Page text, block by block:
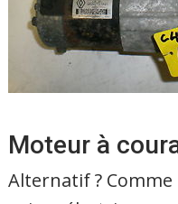
Moteur à
Alternatif ?